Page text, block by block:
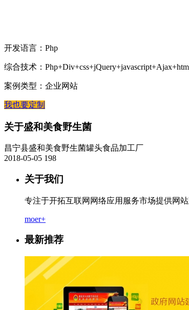
开发语言：Php
综合技术：
案例类型：企业网站
我也要定制
关于盛和美食野生菌
昌宁县盛和美食野生菌罐头食品加工厂
2018-05-05 198
关于我们
专注于开拓互联网网络应用服务市场提供网
moer+
最新推荐